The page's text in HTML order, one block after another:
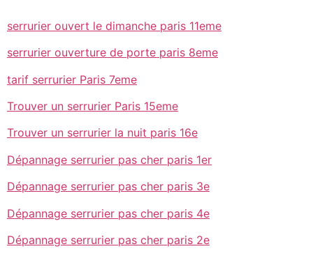
serrurier ouvert le dimanche paris 11eme
serrurier ouverture de porte paris 8eme
tarif serrurier Paris 7eme
Trouver un serrurier Paris 15eme
Trouver un serrurier la nuit paris 16e
Dépannage serrurier pas cher paris 1er
Dépannage serrurier pas cher paris 3e
Dépannage serrurier pas cher paris 4e
Dépannage serrurier pas cher paris 2e